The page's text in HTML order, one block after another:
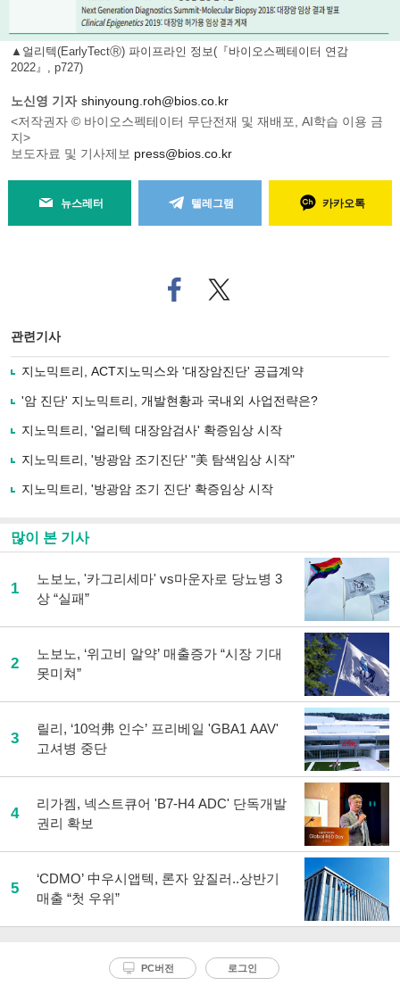
▲얼리텍(EarlyTectⓇ) 파이프라인 정보(『바이오스펙테이터 연감
2022』, p727)
노신영 기자 shinyoung.roh@bios.co.kr
<저작권자 © 바이오스펙테이터 무단전재 및 재배포, AI학습 이용 금
지>
보도자료 및 기사제보 press@bios.co.kr
뉴스레터 텔레그램 카카오톡
페
이
로
기
사
유
기
트위
터로
관련기사
지노믹트리, ACT지노믹스와 '대장암진단' 공급계약
'암 진단' 지노믹트리, 개발현황과 국내외 사업전략은?
지노믹트리, '얼리텍 대장암검사' 확증임상 시작
지노믹트리, '방광암 조기진단' "美 탐색임상 시작"
지노믹트리, '방광암 조기 진단' 확증임상 시작
많이 본 기사
1
노보노, '카그리세마' vs마운자로 당뇨병 3
상 “실패”
2
노보노, ‘위고비 알약’ 매출증가 “시장 기대
못미쳐”
3
릴리, ‘10억弗 인수’ 프리베일 'GBA1 AAV'
고셔병 중단
4
리가켐, 넥스트큐어 'B7-H4 ADC' 단독개발
권리 확보
5
‘CDMO’ 中우시앱텍, 론자 앞질러..상반기
매출 “첫 우위”
PC버전 로그인